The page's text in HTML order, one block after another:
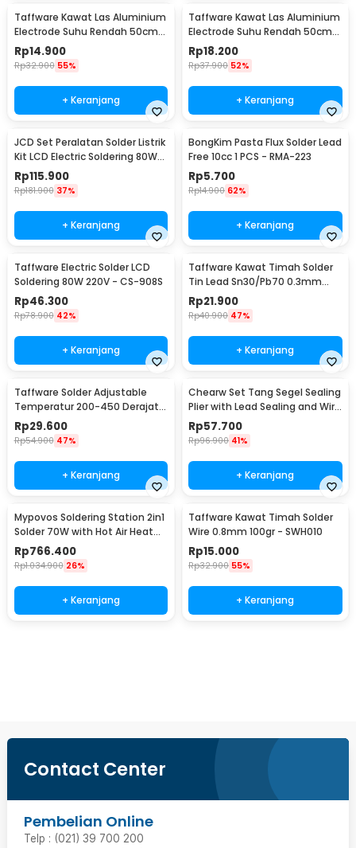
Taffware Kawat Las Aluminium
Electrode Suhu Rendah 50cm
20 PCS 1.6mm - M127271
Rp14.900
Rp32.900 55%
+ Keranjang
Taffware Kawat Las Aluminium
Electrode Suhu Rendah 50cm
20 PCS 2.0mm - M127271
Rp18.200
Rp37.900 52%
+ Keranjang
JCD Set Peralatan Solder Listrik
Kit LCD Electric Soldering 80W
220V - CS-908S A
Rp115.900
Rp181.900 37%
+ Keranjang
BongKim Pasta Flux Solder Lead
Free 10cc 1 PCS - RMA-223
Rp5.700
Rp14.900 62%
+ Keranjang
Taffware Electric Solder LCD
Soldering 80W 220V - CS-908S
Rp46.300
Rp78.900 42%
+ Keranjang
Taffware Kawat Timah Solder
Tin Lead Sn30/Pb70 0.3mm
50g
Rp21.900
Rp40.900 47%
+ Keranjang
Taffware Solder Adjustable
Temperatur 200-450 Derajat
Celcius 220V 60W - CS-31 B
Rp29.600
Rp54.900 47%
+ Keranjang
Chearw Set Tang Segel Sealing
Plier with Lead Sealing and Wire
- CW01
Rp57.700
Rp96.900 41%
+ Keranjang
Mypovos Soldering Station 2in1
Solder 70W with Hot Air Heat
Gun 750W - 8582D
Rp766.400
Rp1.034.900 26%
+ Keranjang
Taffware Kawat Timah Solder
Wire 0.8mm 100gr - SWH010
Rp15.000
Rp32.900 55%
+ Keranjang
Contact Center
Pembelian Online
Telp : (021) 39 700 200